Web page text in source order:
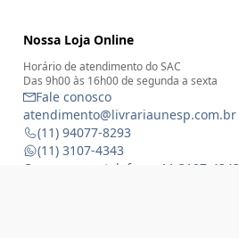
Nossa Loja Online
Horário de atendimento do SAC
Das 9h00 às 16h00 de segunda a sexta
Fale conosco
atendimento@livrariaunesp.com.br
(11) 94077-8293
(11) 3107-4343
Compras por telefone: 11 3107-4343